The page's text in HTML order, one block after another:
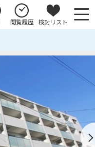
閲覧履歴 検討リスト